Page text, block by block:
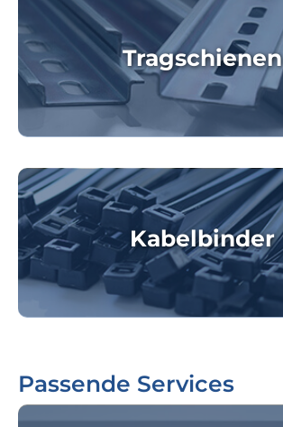
Tragschienen
Kabelbinder
Passende Services